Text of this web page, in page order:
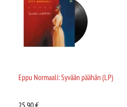
Eppu Normaali: Syvään päähän (LP)